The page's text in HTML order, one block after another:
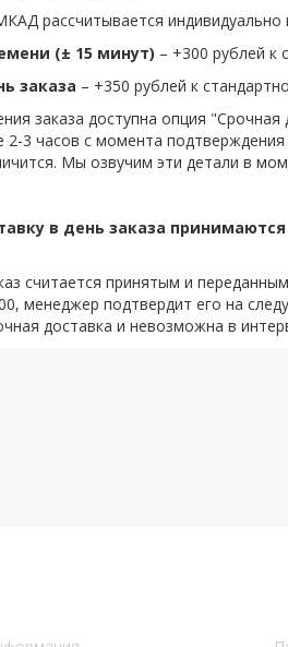
рассчитывается индивидуально
(± 15 минут) – +300 рублей к
заказа – +350 рублей к
заказа доступна опция
2-3 часов с момента
Мы озвучим эти детали в
в день заказа
считается принятым и
менеджер подтвердит его на
доставка и невозможна в